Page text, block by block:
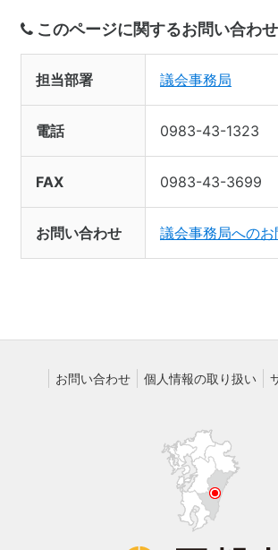
このページに関するお問い合わせ
担当部署 議会事務局
電話 0983-43-1323
FAX 0983-43-3699
お問い合わせ 議会事務局への
お問い合わせ 個人情報の取り扱い